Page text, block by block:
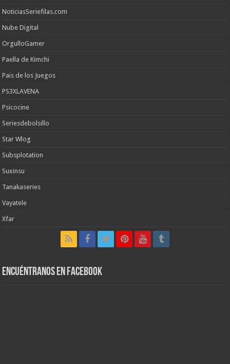
NoticiasSeriefilas.com
Nube Digital
OrgulloGamer
Paella de Kimchi
Pais de los Juegos
PS3XLAVENA
Psicocine
Seriesdebolsillo
Star Wlog
Subsplotation
Suxinsu
Tanakaseries
Vayatele
Xfar
Encuéntranos en Facebook